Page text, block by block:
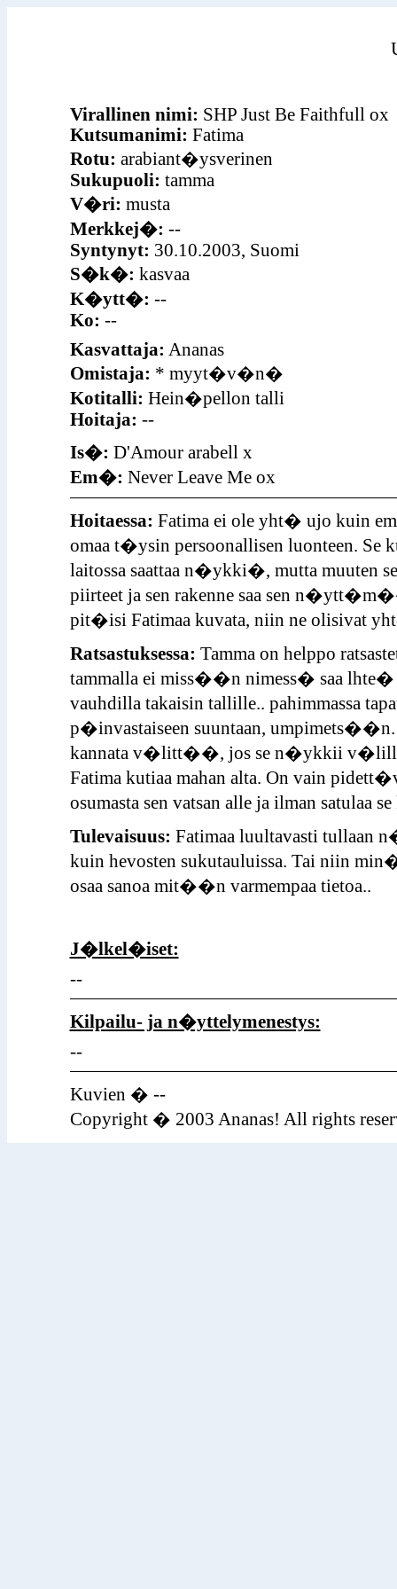
Virallinen nimi: SHP Just Be Faithfull ox
Kutsumanimi: Fatima
Rotu: arabiant�ysverinen
Sukupuoli: tamma
V�ri: musta
Merkkej�: --
Syntynyt: 30.10.2003, Suomi
S�k�: kasvaa
K�ytt�: --
Ko: --
Kasvattaja: Ananas
Omistaja: * myyt�v�n�
Kotitalli: Hein�pellon talli
Hoitaja: --
Is�: D'Amour arabell x
Em�: Never Leave Me ox
Hoitaessa: Fatima ei ole yht� ujo kuin
omaa t�ysin persoonallisen luonteen.
laitossa saattaa n�ykki�, mutta muuten
piirteet ja sen rakenne saa sen
pit�isi Fatimaa kuvata, niin ne olisivat
Ratsastuksessa: Tamma on helppo
tammalla ei miss��n nimess� saa lhte�
vauhdilla takaisin tallille.. pahimmassa
p�invastaiseen suuntaan,
kannata v�litt��, jos se n�ykkii v�lill�
Fatima kutiaa mahan alta. On vain
osumasta sen vatsan alle ja ilman satulaa
Tulevaisuus: Fatimaa luultavasti
kuin hevosten sukutauluissa. Tai niin
osaa sanoa mit��n varmempaa tietoa..
J�lkel�iset:
--
Kilpailu- ja n�yttelymenestys:
--
Kuvien � --
Copyright � 2003 Ananas! All rights